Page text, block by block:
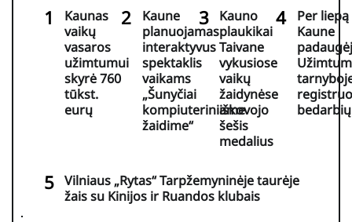
Kaunas
vaikų
vasaros
užimtumui
skyrė 760
tūkst.
eurų
Kaune
planuojamas
interaktyvus
spektaklis
vaikams
„Šunyčiai
kompiuteriniame
žaidime“
Kauno
plaukikai
Taivane
vykusiose
vaikų
žaidynėse
iškovojo
šešis
medalius
Per liepą
Kaune
bedarbių
Vilniaus „Rytas“ Tarpžemyninėje taurėje
žais su Kinijos ir Ruandos klubais